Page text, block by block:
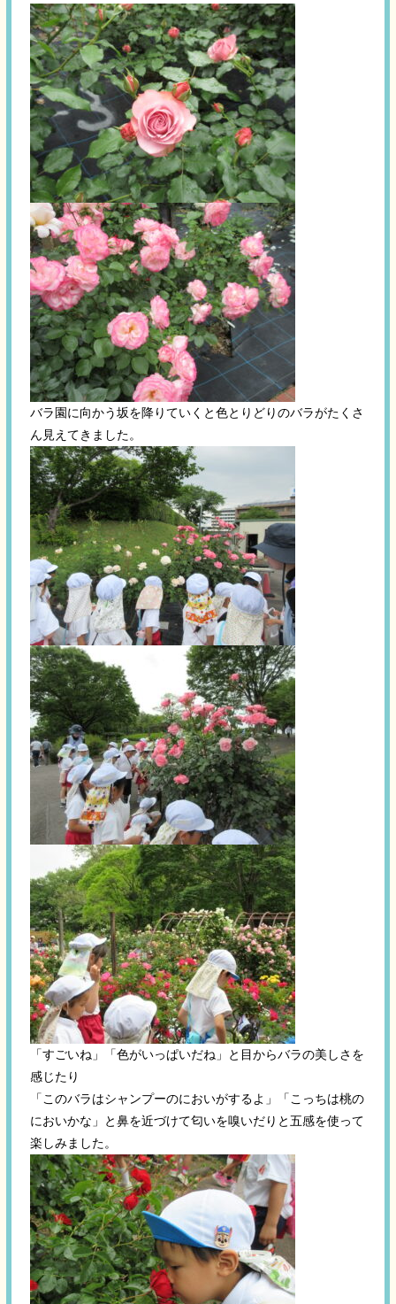
バラ園に向かう坂を降りていくと色とりどりのバラがたくさ
ん見えてきました。
「すごいね」「色がいっぱいだね」と目からバラの美しさを
感じたり
「このバラはシャンプーのにおいがするよ」「こっちは桃の
においかな」と鼻を近づけて匂いを嗅いだりと五感を使って
楽しみました。